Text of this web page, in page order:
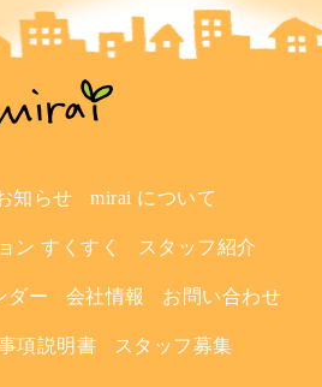
知らせ mirai について
ン すくすく スタッフ紹介
ダー 会社情報 お問い合わせ
項説明書 スタッフ募集